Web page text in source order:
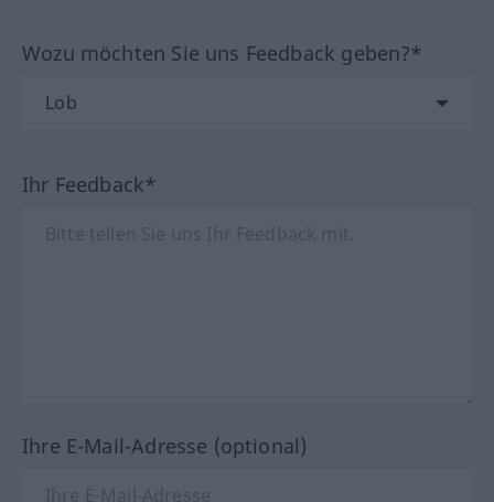
Wozu möchten Sie uns Feedback geben?*
Ihr Feedback*
Ihre E-Mail-Adresse (optional)